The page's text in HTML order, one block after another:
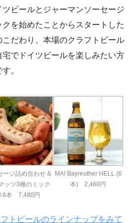
ツビールとジャーマンソーセージ
を始めたことからスタートした
だわり、本場のクラフトビール
でドイツビールを楽しみたい方
。
ージ詰め合わせ &
ッツ3種のミック
6本 7,480円
MAI Bayreuther HELL (6
本) 2,460円
トビールのラインナップをみて